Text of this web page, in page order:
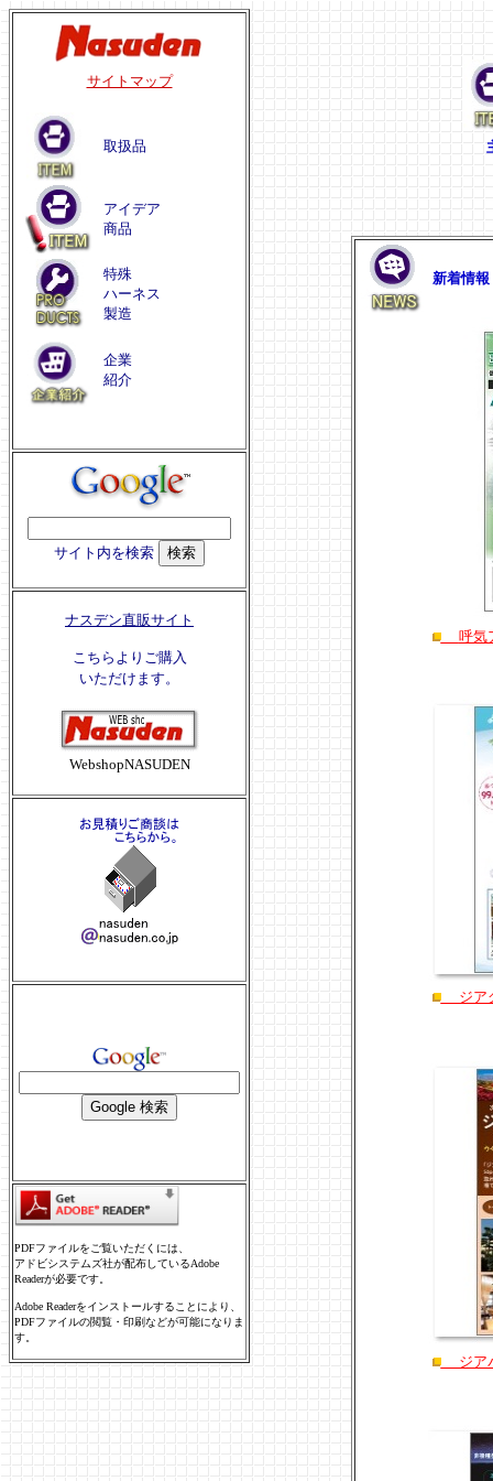
サイトマップ
取扱品
アイデア
商品
特殊
ハーネス
製造
企業
紹介
サイト内を検索
ナスデン直販サイト
こちらよりご購入
いただけます。
WebshopNASUDEN
PDFファイルをご覧いただくには、
アドビシステムズ社が配布しているAdobe
Readerが必要です。
Adobe Readerをインストールすることにより、
PDFファイルの閲覧・印刷などが可能になりま
す。
主
新着情報
呼気
ジア
ジアパ